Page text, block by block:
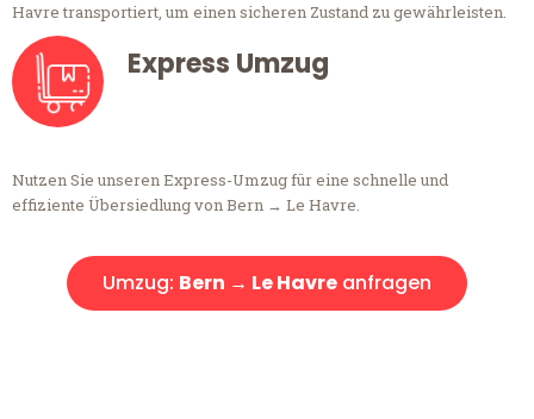
Havre transportiert, um einen sicheren Zustand zu gewährleisten.
Express Umzug
Nutzen Sie unseren Express-Umzug für eine schnelle und
effiziente Übersiedlung von Bern → Le Havre.
Umzug: Bern → Le Havre anfragen